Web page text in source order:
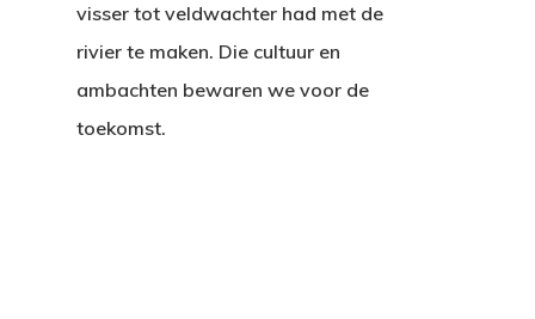
visser tot veldwachter had met de
rivier te maken. Die cultuur en
ambachten bewaren we voor de
toekomst.